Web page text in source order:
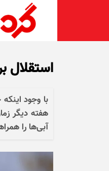
استقلال
هفته دیگر
آبی‌ها را